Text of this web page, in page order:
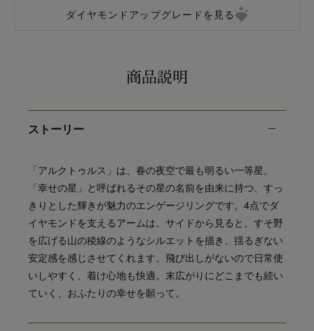
ダイヤモンドアップグレードを見る
商品説明
ストーリー
「アルクトゥルス」は、春の夜空で最も明るい一等星。
「幸せの星」と呼ばれるその星の名前を由来に持つ、すっ
きりとした輝きが魅力のエンゲージリングです。4点でダ
イヤモンドを支えるアームは、サイドから見ると、すそ野
を広げる山の稜線のようなシルエットを描き、揺るぎない
安定感を感じさせてくれます。飛び出しがないので日常使
いしやすく、着け心地も快適。末広がりにどこまでも続い
ていく、おふたりの幸せを願って。